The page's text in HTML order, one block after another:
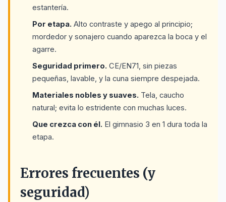
estantería.
Por etapa. Alto contraste y apego al principio;
mordedor y sonajero cuando aparezca la boca y el
agarre.
Seguridad primero. CE/EN71, sin piezas
pequeñas, lavable, y la cuna siempre despejada.
Materiales nobles y suaves. Tela, caucho
natural; evita lo estridente con muchas luces.
Que crezca con él. El gimnasio 3 en 1 dura toda la
etapa.
Errores frecuentes (y
seguridad)